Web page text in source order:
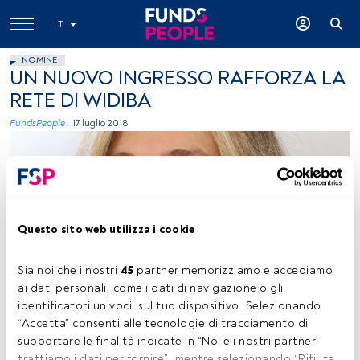
Questo sito web utilizza i cookie
Sia noi che i nostri 45 partner memorizziamo e accediamo
ai dati personali, come i dati di navigazione o gli
identificatori univoci, sul tuo dispositivo. Selezionando
“Accetta” consenti alle tecnologie di tracciamento di
supportare le finalità indicate in “Noi e i nostri partner
IT
NOMINE
UN NUOVO INGRESSO RAFFORZA LA
RETE DI WIDIBA
FundsPeople . 17 luglio 2018
immagine concessa